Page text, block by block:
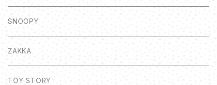
SNOOPY
ZAKKA
TOY STORY